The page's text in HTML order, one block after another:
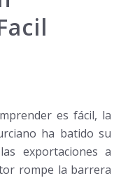
es fácil, la
ha batido su
exportaciones a
rompe la barrera